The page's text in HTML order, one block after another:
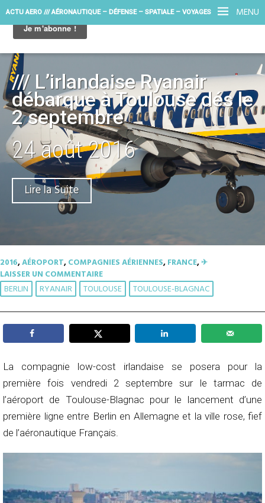
MENU
ACTU AERO /// AÉRONAUTIQUE – DÉFENSE – SPATIALE – VOYAGES
/// L’irlandaise Ryanair
débarque à Toulouse dés le
2 septembre
24 août 2016
Lire la Suite
2016,AÉROPORT,COMPAGNIES AÉRIENNES,FRANCE,✈︎
LAISSER UN COMMENTAIRE
BERLIN RYANAIR TOULOUSE TOULOUSE-BLAGNAC
La compagnie low-cost irlandaise se posera pour la
première fois vendredi 2 septembre sur le tarmac de
l’aéroport de Toulouse-Blagnac pour le lancement d’une
première ligne entre Berlin en Allemagne et la ville rose, fief
de l’aéronautique Français.